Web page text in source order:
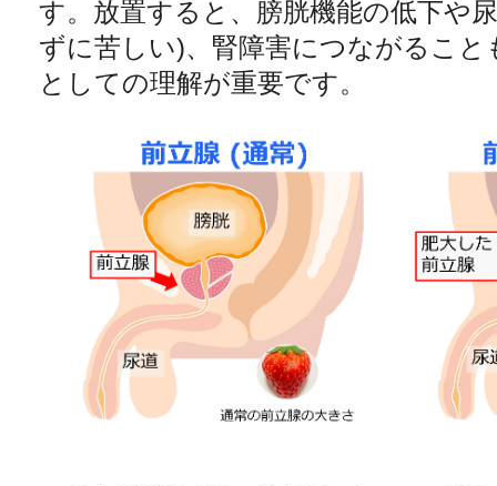
す。放置すると、膀胱機能の低下や
ずに苦しい)、腎障害につながること
としての理解が重要です。